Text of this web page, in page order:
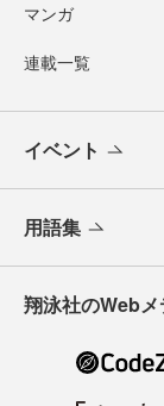
マンガ
連載一覧
イベント
用語集
翔泳社のWeb